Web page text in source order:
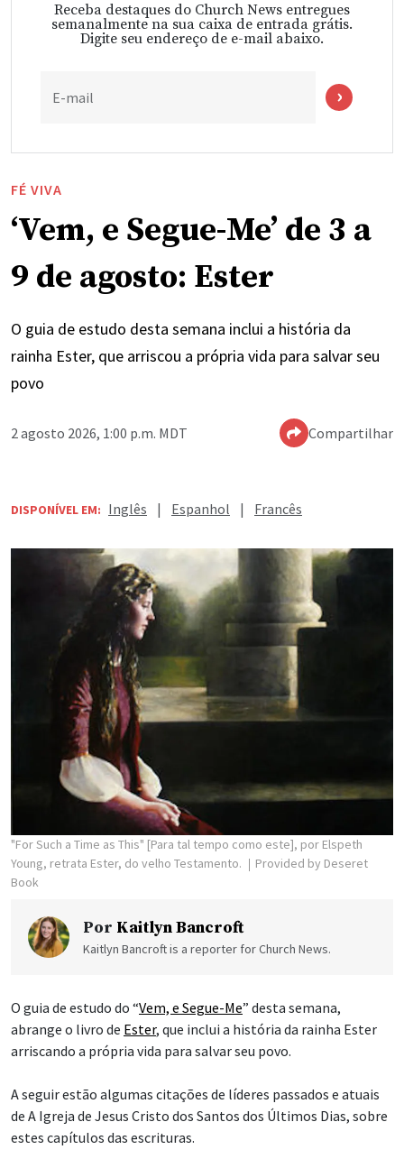
Receba destaques do Church News entregues
semanalmente na sua caixa de entrada grátis.
Digite seu endereço de e-mail abaixo.
E-mail
FÉ VIVA
‘Vem, e Segue-Me’ de 3 a
9 de agosto: Ester
O guia de estudo desta semana inclui a história da
rainha Ester, que arriscou a própria vida para salvar seu
povo
2 agosto 2026, 1:00 p.m. MDT Compartilhar
DISPONÍVEL EM: Inglês | Espanhol | Francês
"For Such a Time as This" [Para tal tempo como este], por Elspeth
Young, retrata Ester, do velho Testamento.
Provided by Deseret
Book
Por Kaitlyn Bancroft
Kaitlyn Bancroft is a reporter for Church News.
O guia de estudo do “Vem, e Segue-Me” desta semana,
abrange o livro de Ester, que inclui a história da rainha Ester
arriscando a própria vida para salvar seu povo.
A seguir estão algumas citações de líderes passados e atuais
de A Igreja de Jesus Cristo dos Santos dos Últimos Dias, sobre
estes capítulos das escrituras.